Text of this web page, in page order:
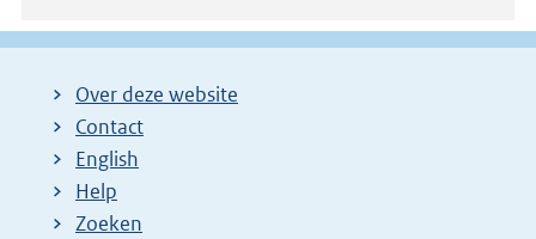
Over deze website
Contact
English
Help
Zoeken